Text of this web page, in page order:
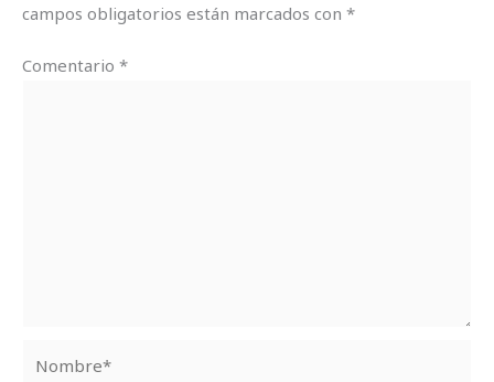
campos obligatorios están marcados con *
Comentario *